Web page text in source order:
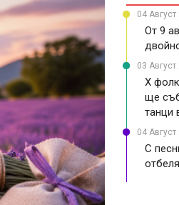
04 Август
От 9
03 Август
X
ще
танци
04 Август
С